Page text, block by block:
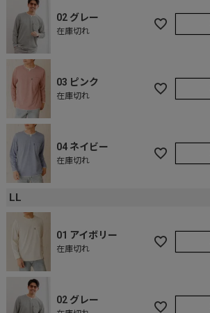
02 グレー
在庫切れ
03 ピンク
在庫切れ
04 ネイビー
在庫切れ
LL
01 アイボリー
在庫切れ
02 グレー